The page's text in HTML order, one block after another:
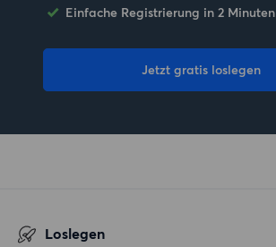
Einfache Registrierung in 2 Minuten
Jetzt gratis loslegen
Loslegen